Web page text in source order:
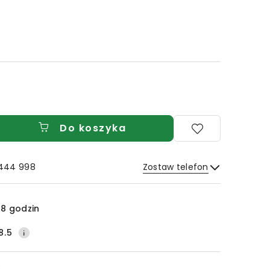
Do koszyka
998 Zostaw telefon
Wyślij
godzin